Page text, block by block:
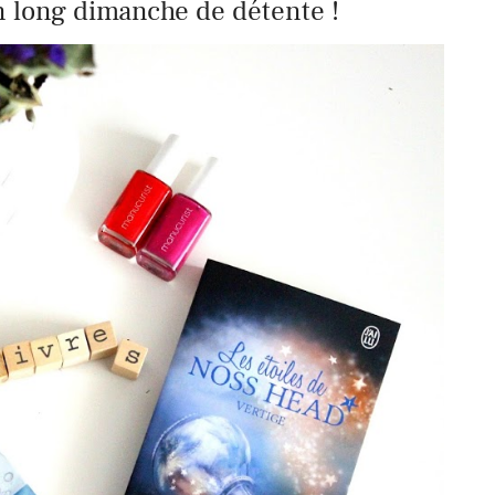
long dimanche de détente !